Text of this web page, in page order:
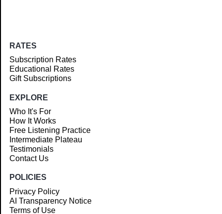
RATES
Subscription Rates
Educational Rates
Gift Subscriptions
EXPLORE
Who It's For
How It Works
Free Listening Practice
Intermediate Plateau
Testimonials
Contact Us
POLICIES
Privacy Policy
AI Transparency Notice
Terms of Use